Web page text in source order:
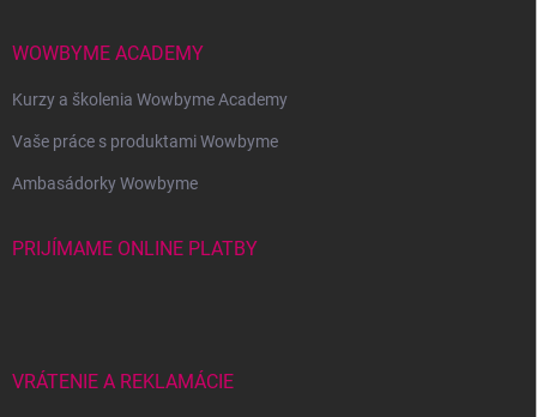
WOWBYME ACADEMY
Kurzy a školenia Wowbyme Academy
Vaše práce s produktami Wowbyme
Ambasádorky Wowbyme
PRIJÍMAME ONLINE PLATBY
VRÁTENIE A REKLAMÁCIE